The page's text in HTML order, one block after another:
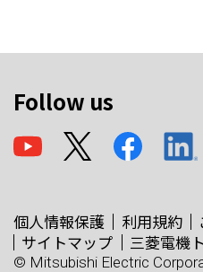
Follow us
個人情報保護 利用規約
サイトマップ
三菱電機
© Mitsubishi Electric